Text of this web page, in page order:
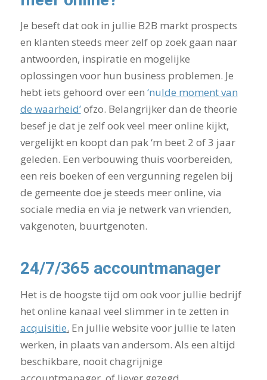
Je beseft dat ook in jullie B2B markt prospects
en klanten steeds meer zelf op zoek gaan naar
antwoorden, inspiratie en mogelijke
oplossingen voor hun business problemen. Je
hebt iets gehoord over een ‘nulde moment van
de waarheid’ofzo. Belangrijker dan de theorie
besef je dat je zelf ook veel meer online kijkt,
vergelijkt en koopt dan pak ‘m beet 2 of 3 jaar
geleden. Een verbouwing thuis voorbereiden,
een reis boeken of een vergunning regelen bij
de gemeente doe je steeds meer online, via
sociale media en via je netwerk van vrienden,
vakgenoten, buurtgenoten.
24/7/365 accountmanager
Het is de hoogste tijd om ook voor jullie bedrijf
het online kanaal veel slimmer in te zetten in
acquisitie. En jullie website voor jullie te laten
werken, in plaats van andersom. Als een altijd
beschikbare, nooit chagrijnige